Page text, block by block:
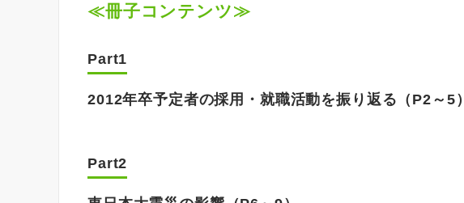
≪冊子コンテンツ≫
Part1
2012年卒予定者の採用・就職活動を振り返る（P2～5）
Part2